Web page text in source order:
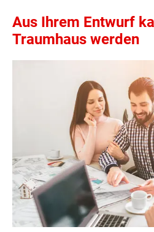
Aus Ihrem Entwurf
Traumhaus werden